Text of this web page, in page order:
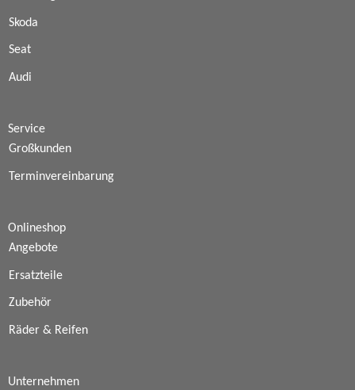
Skoda
Seat
Audi
Service
Großkunden
Terminvereinbarung
Onlineshop
Angebote
Ersatzteile
Zubehör
Räder & Reifen
Unternehmen